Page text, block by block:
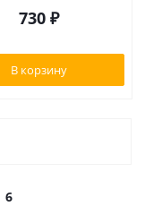
730₽
В корзину
6